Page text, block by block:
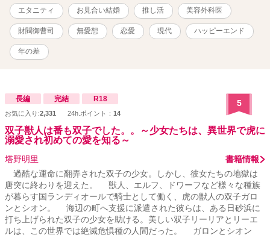
に違いない。 そう思っていた矢先、伯母の提案により央輔と見合い
をすることになり、それがきっかけで利害一致のソロ活婚をするこ
とに。 確かに麗しい美貌なんかソックリだけど、無表情で無愛想だ
し、理想なのは見かけだけ。絶対に好きになんかならない。そう思
っていたのに……。推しに激似の甘い美貌で情熱的に迫られて、身
も心も甘く淫らに蕩かされる。お見合いから始まるじれあまラブス
推し一筋の保育士、オシャレに興味のない残念女子 ✿鷹村央輔・タ
カムラオウスケ(33) 業界ナンバーワン鷹村美容整形クリニックの副
院長、実は財閥系企業・鷹村グループの御曹司、アニキャラ・氷の
プリンスに似たクールな容貌のせいで『美容界の氷のプリンス』と
呼ばれている、ある事情からソロ活を満喫中 ✧• ───── ✾ ─────
•✧ ※R描写には章題に『※』表記 ※この作品はフィクションです。
実在の人物・団体とは一切関係ありません ※随時概要含め本文の改
稿や修正等をしています。 ✿初公開23.10.18✿
エタニティ お見合い結婚 推し活 美容外科医
財閥御曹司 無愛想 恋愛 現代 ハッピーエンド
年の差
長編 完結 R18
お気に入り:2,331 24h.ポイント： 14
5
双子獣人は番も双子でした。。～少女たちは、異世界で虎に
溺愛され初めての愛を知る～
塔野明里
書籍情報
過酷な運命に翻弄された双子の少女。しかし、彼女たちの地獄は
唐突に終わりを迎えた。 獣人、エルフ、ドワーフなど様々な種族
が暮らす国ランディオールで騎士として働く、虎の獣人の双子ガロ
ンとシオン。 海辺の町へ支援に派遣された彼らは、ある日砂浜に
打ち上げられた双子の少女を助ける。美しい双子リーリアとリーエ
ルは、この世界では絶滅危惧種の人間だった。 ガロンとシオン